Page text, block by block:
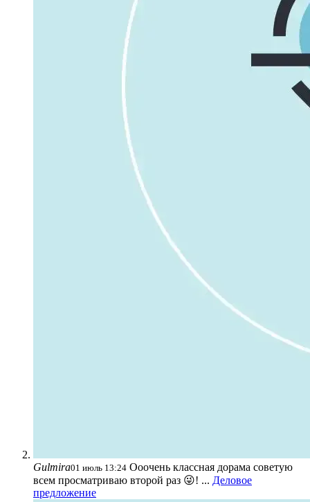
Gulmira01 июль 13:24 Ооочень классная дорама советую
всем просматриваю второй раз 😜! ... Деловое
предложение